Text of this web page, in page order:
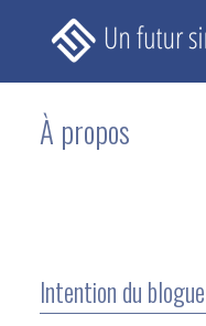
À propos
Intention du blogue